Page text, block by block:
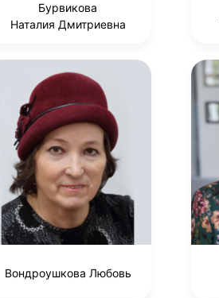
Бурвикова
Наталия Дмитриевна
Вондроушкова Любовь